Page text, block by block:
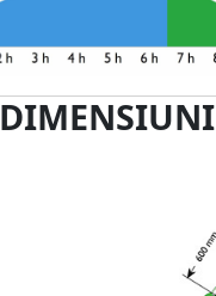
DIMENSIUNI